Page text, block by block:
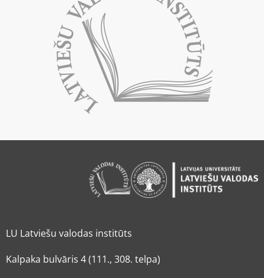
LU Latviešu valodas institūts
Kalpaka bulvāris 4 (111., 308. telpa)